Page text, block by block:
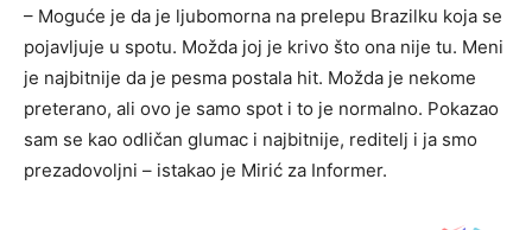
– Moguće je da je ljubomorna na prelepu Brazilku koja se
pojavljuje u spotu. Možda joj je krivo što ona nije tu. Meni
je najbitnije da je pesma postala hit. Možda je nekome
preterano, ali ovo je samo spot i to je normalno. Pokazao
sam se kao odličan glumac i najbitnije, reditelj i ja smo
prezadovoljni – istakao je Mirić za Informer.